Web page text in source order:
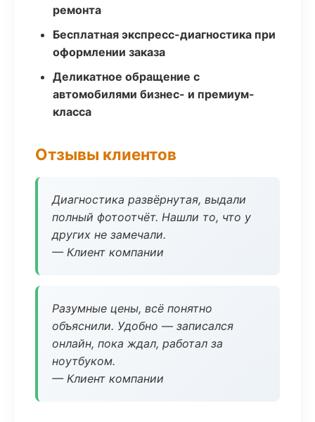
ремонта
Бесплатная экспресс-диагностика при
оформлении заказа
Деликатное обращение с
автомобилями бизнес- и премиум-
класса
Отзывы клиентов
Диагностика развёрнутая, выдали
полный фотоотчёт. Нашли то, что у
других не замечали.
— Клиент компании
Разумные цены, всё понятно
объяснили. Удобно — записался
онлайн, пока ждал, работал за
ноутбуком.
— Клиент компании